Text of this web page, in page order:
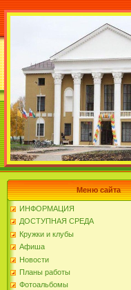
Меню сайта
ИНФОРМАЦИЯ
ДОСТУПНАЯ СРЕДА
Кружки и клубы
Афиша
Новости
Планы работы
Фотоальбомы